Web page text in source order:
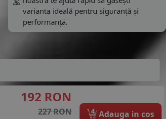
varianta ideală pentru siguranță și
performanță.
192 RON
227 RON 4 Adauga in cos